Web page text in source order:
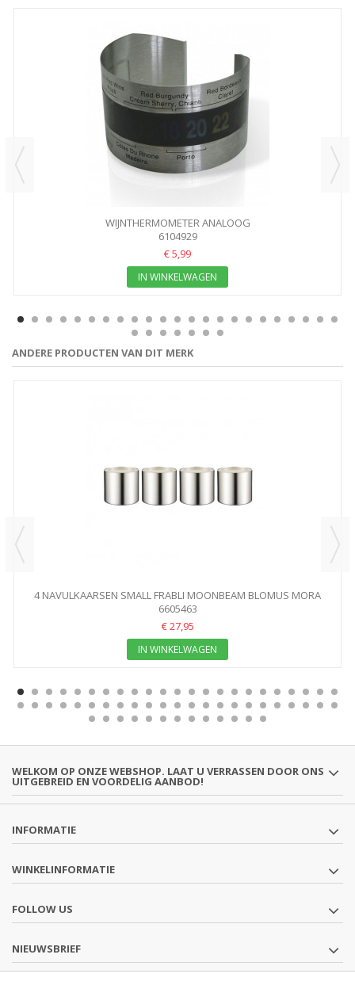
WIJNTHERMOMETER ANALOOG
6104929
€ 5,99
IN WINKELWAGEN
ANDERE PRODUCTEN VAN DIT MERK
4 NAVULKAARSEN SMALL FRABLI MOONBEAM BLOMUS MORA
6605463
€ 27,95
IN WINKELWAGEN
WELKOM OP ONZE WEBSHOP. LAAT U VERRASSEN DOOR ONS
UITGEBREID EN VOORDELIG AANBOD!
INFORMATIE
WINKELINFORMATIE
FOLLOW US
NIEUWSBRIEF